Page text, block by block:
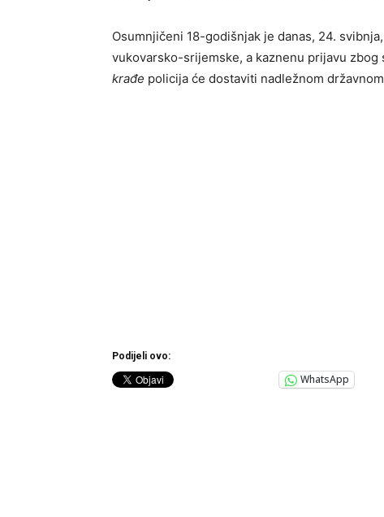
Osumnjičeni 18-godišnjak je danas, 24.
vukovarsko-srijemske, a kaznenu prijavu
krađe policija će dostaviti nadležnom
Podijeli ovo:
WhatsApp